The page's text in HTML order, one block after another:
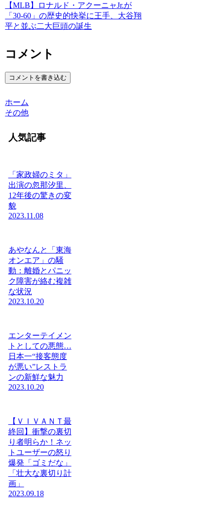
【MLB】ロナルド・アクーニャJr.が
「30-60」の歴史的快挙に王手、大谷翔
平と並ぶ二大巨頭の誕生
コメント
コメントを書き込む
ホーム
その他
人気記事
「家政婦のミタ」
出演の忽那汐里、
12年後の驚きの変
貌
2023.11.08
あやなんと「東海
オンエア」の騒
動：離婚とパニッ
ク障害が絡む複雑
な状況
2023.10.20
エンターテイメン
トとしての悪態…
日本一“接客態度
が悪い”レストラ
ンの新鮮な魅力
2023.10.20
【ＶＩＶＡＮＴ最
終回】衝撃の裏切
り者明らか！ネッ
トユーザーの怒り
爆発「ゴミだな」
「壮大な裏切り計
画」
2023.09.18